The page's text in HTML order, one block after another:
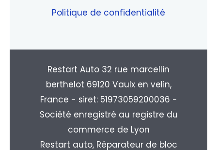
Politique de confidentialité
Restart Auto 32 rue marcellin
berthelot 69120 Vaulx en velin,
France - siret: 51973059200036 -
Société enregistré au registre du
commerce de Lyon
Restart auto, Réparateur de bloc